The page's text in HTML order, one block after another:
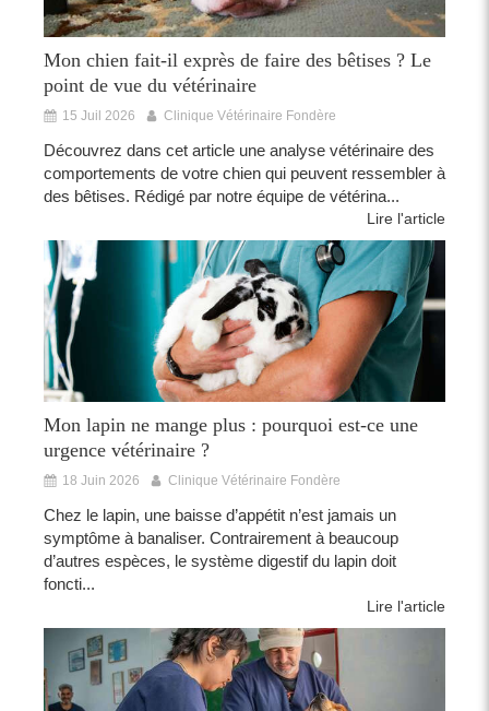
Mon chien fait-il exprès de faire des bêtises ? Le
point de vue du vétérinaire
15 Juil 2026 Clinique Vétérinaire Fondère
Découvrez dans cet article une analyse vétérinaire des
comportements de votre chien qui peuvent ressembler à
des bêtises. Rédigé par notre équipe de vétérina...
Lire l'article
Mon lapin ne mange plus : pourquoi est-ce une
urgence vétérinaire ?
18 Juin 2026 Clinique Vétérinaire Fondère
Chez le lapin, une baisse d’appétit n’est jamais un
symptôme à banaliser. Contrairement à beaucoup
d’autres espèces, le système digestif du lapin doit
foncti...
Lire l'article